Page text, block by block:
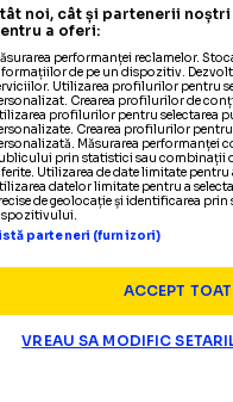
noi, cât și partenerii
a oferi:
performanței reclamelor.
de pe un dispozitiv.
Utilizarea profilurilor pentru
Crearea profilurilor de
profilurilor pentru selectarea
Crearea profilurilor
Măsurarea performanței
prin statistici sau combinații
Utilizarea de date limitate pentru
datelor limitate pentru a
de geolocație și identificarea prin
parteneri (furnizori)
ACCEPT
VREAU SA MODIFIC